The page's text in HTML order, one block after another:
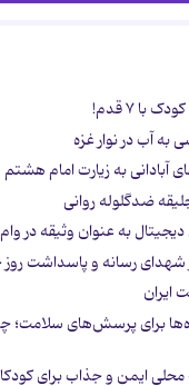
با ۷ قدم!
آب در نوار غزه
آبادانی به زیارت امام هشتم
ضدگلوله روانی
دیجیتال به عنوان وثیقه در
شهدای رسانه و پاسداشت روز
ایران
برای پرسش‌های سلامت؛
ایمن و جذاب برای